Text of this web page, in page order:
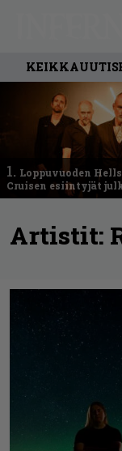
1. Loppuvuoden
Cruisen esiintyjät
Artistit: